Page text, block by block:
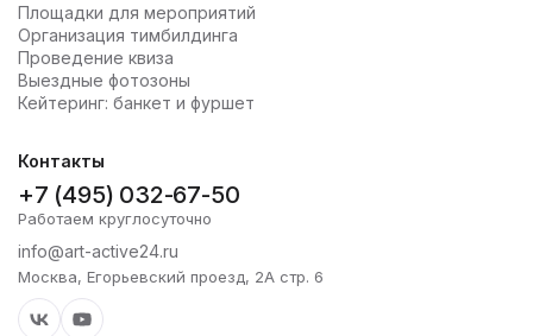
Площадки для мероприятий
Организация тимбилдинга
Проведение квиза
Выездные фотозоны
Кейтеринг: банкет и фуршет
Контакты
+7 (495) 032-67-50
Работаем круглосуточно
info@art-active24.ru
Москва, Егорьевский проезд, 2А стр. 6